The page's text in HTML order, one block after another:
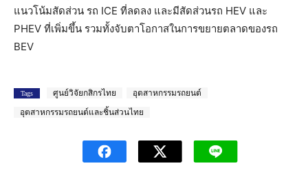
แนวโน้มสัดส่วน รถ ICE ที่ลดลง และมีสัดส่วนรถ HEV และ
PHEV ที่เพิ่มขึ้น รวมทั้งจับตาโอกาสในการขยายตลาดของรถ
BEV
Tags ศูนย์วิจัยกสิกรไทย
อุตสาหกรรมรถยนต์
อุตสาหกรรมรถยนต์และชิ้นส่วนไทย